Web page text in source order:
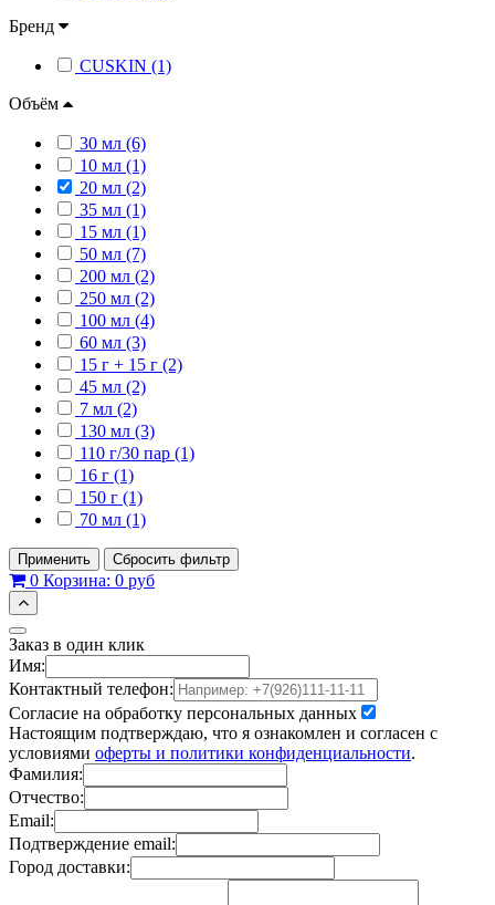
Бренд
CUSKIN (1)
Объём
30 мл (6)
10 мл (1)
20 мл (2)
35 мл (1)
15 мл (1)
50 мл (7)
200 мл (2)
250 мл (2)
100 мл (4)
60 мл (3)
15 г + 15 г (2)
45 мл (2)
7 мл (2)
130 мл (3)
110 г/30 пар (1)
16 г (1)
150 г (1)
70 мл (1)
Применить Сбросить фильтр
0 Корзина: 0 руб
Заказ в один клик
Имя:
Контактный телефон:
Согласие на обработку персональных данных
Настоящим подтверждаю, что я ознакомлен и согласен с
условиями оферты и политики конфиденциальности.
Фамилия:
Отчество:
Email:
Подтверждение email:
Город доставки: